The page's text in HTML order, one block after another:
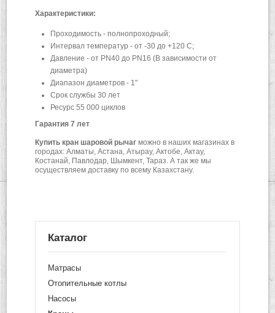
Характеристики:
Проходимость - полнопроходный;
Интервал температур - от -30 до +120 С;
Давление - от PN40 до PN16 (В зависимости от
диаметра)
Диапазон диаметров - 1"
Срок службы 30 лет
Ресурс 55 000 циклов
Гарантия 7 лет
Купить кран шаровой рычагможно в наших магазинах в
городах: Алматы, Астана, Атырау, Актобе, Актау,
Костанай, Павлодар, Шымкент, Тараз. А так же мы
осуществляем доставку по всему Казахстану.
Каталог
Матрасы
Отопительные котлы
Насосы